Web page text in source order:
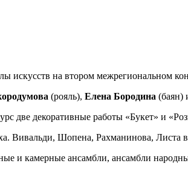
искусств на втором межрегиональном
(рояль), Еле­на Бородина (баян)
две декоративные работы «Букет» и
Вивальди, Шопена, Рах­манинова,
и камерные ансамбли, ансамбли